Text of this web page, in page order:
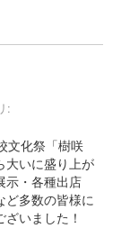
:
文化祭「樹咲
大いに盛り上が
示・各種出店
ど多数の皆様に
いました！